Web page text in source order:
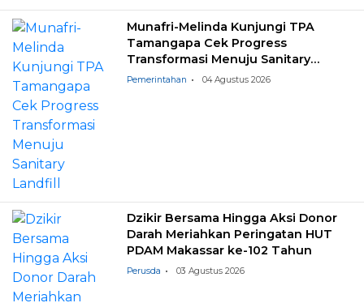
Munafri-Melinda Kunjungi TPA
Tamangapa Cek Progress
Transformasi Menuju Sanitary
Landfill
Pemerintahan 04 Agustus 2026
Dzikir Bersama Hingga Aksi Donor
Darah Meriahkan Peringatan HUT
PDAM Makassar ke-102 Tahun
Perusda 03 Agustus 2026